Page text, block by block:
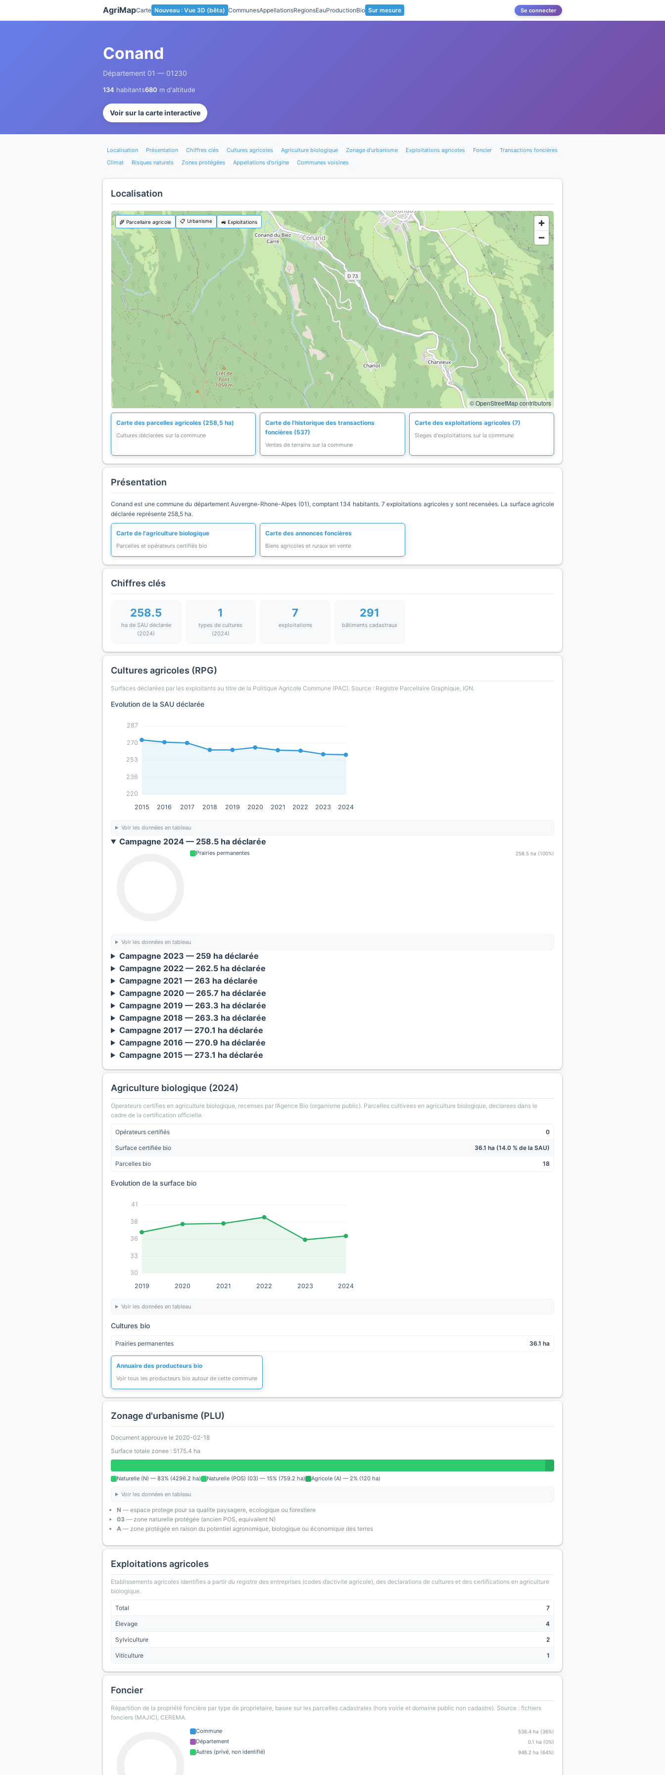
AgriMapCarte Nouveau : Vue 3D (bêta) CommunesAppellationsRegionsEauProductionBio Sur mesure Se connecter
Conand
Département 01 — 01230
134 habitants680 m d'altitude
Voir sur la carte interactive
Localisation Présentation Chiffres clés Cultures agricoles Agriculture biologique Zonage d'urbanisme Exploitations agricoles Foncier
Transactions foncières
Climat
Risques naturels Zones protégées Appellations d'origine Communes voisines
Localisation
© OpenStreetMap contributors
🌾 Parcellaire agricole 📋 Urbanisme 🚜 Exploitations
Carte des parcelles agricoles (258,5 ha)
Cultures déclarées sur la commune
Carte de l'historique des transactions
foncières (537)
Ventes de terrains sur la commune
Carte des exploitations agricoles (7)
Sieges d'exploitations sur la commune
Présentation
Conand est une commune du département Auvergne-Rhone-Alpes (01), comptant 134 habitants. 7 exploitations agricoles y sont recensées. La surface agricole
déclarée représente 258,5 ha.
Carte de l'agriculture biologique
Parcelles et opérateurs certifiés bio
Carte des annonces foncières
Biens agricoles et ruraux en vente
Chiffres clés
258.5
ha de SAU déclarée
(2024)
1
types de cultures
(2024)
7
exploitations
291
bâtiments cadastraux
Cultures agricoles (RPG)
Surfaces déclarées par les exploitants au titre de la Politique Agricole Commune (PAC). Source : Registre Parcellaire Graphique, IGN.
Evolution de la SAU déclarée
220
236
253
270
287
2015 2016 2017 2018 2019 2020 2021 2022 2023 2024
Voir les données en tableau
Campagne 2024 — 258.5 ha déclarée
Prairies permanentes 258.5 ha (100%)
Voir les données en tableau
Campagne 2023 — 259 ha déclarée
Campagne 2022 — 262.5 ha déclarée
Campagne 2021 — 263 ha déclarée
Campagne 2020 — 265.7 ha déclarée
Campagne 2019 — 263.3 ha déclarée
Campagne 2018 — 263.3 ha déclarée
Campagne 2017 — 270.1 ha déclarée
Campagne 2016 — 270.9 ha déclarée
Campagne 2015 — 273.1 ha déclarée
Agriculture biologique (2024)
Operateurs certifies en agriculture biologique, recenses par l’Agence Bio (organisme public). Parcelles cultivees en agriculture biologique, declarees dans le
cadre de la certification officielle.
Opérateurs certifiés 0
Surface certifiée bio 36.1 ha (14.0 % de la SAU)
Parcelles bio 18
Evolution de la surface bio
30
33
36
38
41
2019 2020 2021 2022 2023 2024
Voir les données en tableau
Cultures bio
Prairies permanentes 36.1 ha
Annuaire des producteurs bio
Voir tous les producteurs bio autour de cette commune
Zonage d'urbanisme (PLU)
Document approuve le 2020-02-18
Surface totale zonee : 5175.4 ha
Naturelle (N) — 83% (4296.2 ha) Naturelle (POS) (03) — 15% (759.2 ha) Agricole (A) — 2% (120 ha)
Voir les données en tableau
N — espace protege pour sa qualite paysagere, ecologique ou forestiere
03 — zone naturelle protégée (ancien POS, equivalent N)
A — zone protégée en raison du potentiel agronomique, biologique ou économique des terres
Exploitations agricoles
Etablissements agricoles identifies a partir du registre des entreprises (codes d’activite agricole), des declarations de cultures et des certifications en agriculture
biologique.
Total 7
Élevage 4
Sylviculture 2
Viticulture 1
Foncier
Répartition de la propriété foncière par type de proprietaire, basee sur les parcelles cadastrales (hors voirie et domaine public non cadastre). Source : fichiers
fonciers (MAJIC), CEREMA.
Commune 536.4 ha (36%)
Département 0.1 ha (0%)
Autres (privé, non identifié) 948.2 ha (64%)
Panneau de gestion des cookies